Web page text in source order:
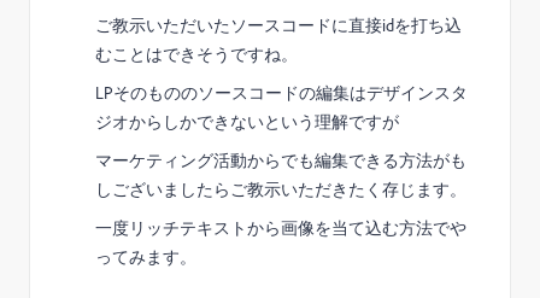
ご教示いただいたソースコードに直接idを打ち込
むことはできそうですね。
LPそのもののソースコードの編集はデザインスタ
ジオからしかできないという理解ですが
マーケティング活動からでも編集できる方法がも
しございましたらご教示いただきたく存じます。
一度リッチテキストから画像を当て込む方法でや
ってみます。